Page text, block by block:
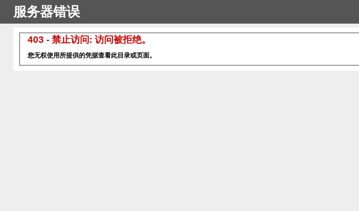
服务器错误
403 - 禁止访问: 访问被拒绝。
您无权使用所提供的凭据查看此目录或页面。